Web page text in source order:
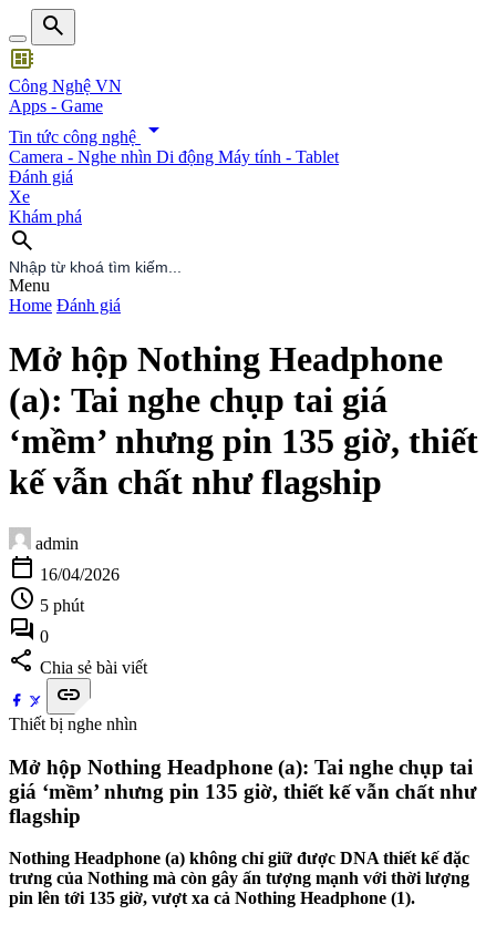
search
developer_board
Công Nghệ VN
Apps - Game
Tin tức công nghệ
arrow_drop_down
Camera - Nghe nhìn Di động Máy tính - Tablet
Đánh giá
Xe
Khám phá
search
search
Menu
Home Đánh giá
Mở hộp Nothing Headphone
(a): Tai nghe chụp tai giá
‘mềm’ nhưng pin 135 giờ, thiết
kế vẫn chất như flagship
admin
calendar_today 16/04/2026
schedule 5 phút
forum 0
share Chia sẻ bài viết
link
Thiết bị nghe nhìn
Mở hộp Nothing Headphone (a): Tai nghe chụp tai
giá ‘mềm’ nhưng pin 135 giờ, thiết kế vẫn chất như
flagship
Nothing Headphone (a) không chỉ giữ được DNA thiết kế đặc
trưng của Nothing mà còn gây ấn tượng mạnh với thời lượng
pin lên tới 135 giờ, vượt xa cả Nothing Headphone (1).